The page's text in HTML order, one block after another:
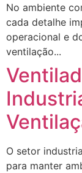
No ambiente
cada detalhe
operacional e
ventilação...
O setor
para manter